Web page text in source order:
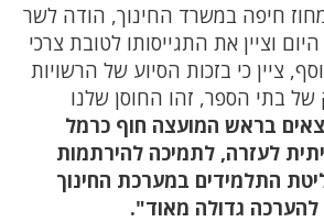
חיפה במשרד החינוך, הודה לשר
וציין את התגייסותו לטובת צרכי
ציין כי בזכות הסיוע של הרשויות
של בתי הספר, זהו החוסן שלנו
בראש המועצה חוף כרמל
לעזרה, לתמיכה להירתמות
התלמידים במערכת החינוך
להערכה גדולה מאוד".